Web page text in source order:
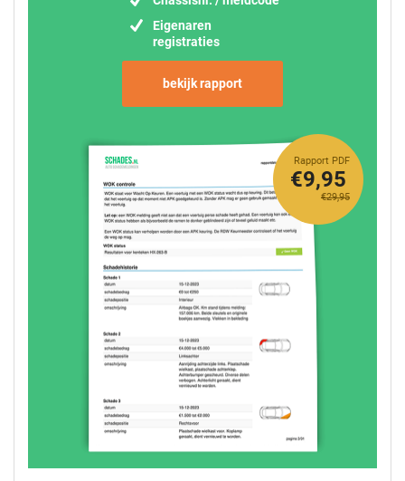
Eigenaren
registraties
bekijk rapport
Rapport PDF
€29,95
€9,95